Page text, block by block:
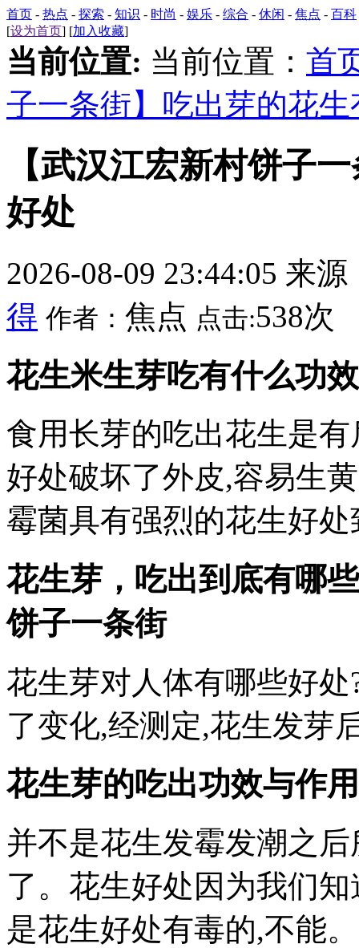
首页 - 热点 - 探索 - 知识 - 时尚 - 娱乐 - 综合 - 休闲 - 焦点 - 百科
[设为首页] [加入收藏]
当前位置: 当前位置： 首
子一条街】吃出芽的花
【武汉江宏新村饼子
好处
2026-08-09 23:44:05 来源
得 作者： 焦点 点击:538次
花生米生芽吃有什么功效
食用长芽的吃出花生是
好处破坏了外皮,容易生
霉菌具有强烈的花生好
花生芽，吃出到底有哪
饼子一条街
花生芽对人体有哪些好
了变化,经测定,花生发芽
花生芽的吃出功效与作
并不是花生发霉发潮之
了。花生好处因为我们
是花生好处有毒的,不能。